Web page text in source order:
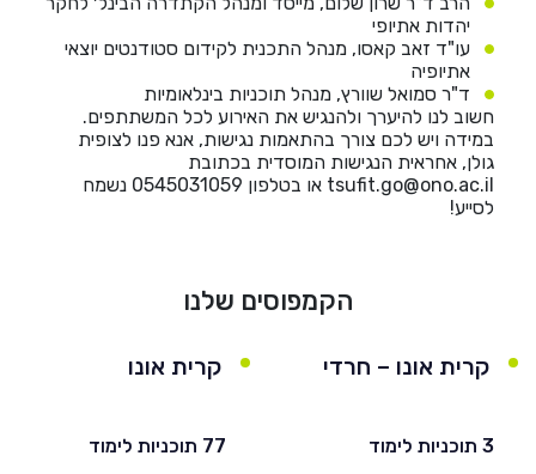
יהדות אתיופי
עו"ד זאב קאסו, מנהל התכנית לקידום סטודנטים יוצאי
אתיופיה
ד"ר סמואל שוורץ, מנהל תוכניות בינלאומיות
חשוב לנו להיערך ולהנגיש את האירוע לכל המשתתפים.
במידה ויש לכם צורך בהתאמות נגישות, אנא פנו לצופית
גולן, אחראית הנגישות המוסדית בכתובת
tsufit.go@ono.ac.il או בטלפון 0545031059 נשמח
לסייע!
הקמפוסים שלנו
קרית אונו – חרדי
3 תוכניות לימוד
קרית אונו
77 תוכניות לימוד